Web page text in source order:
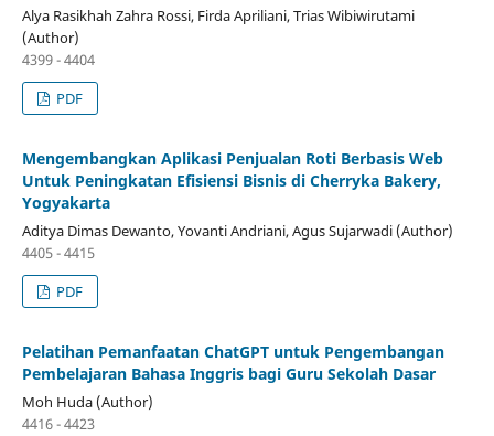
Alya Rasikhah Zahra Rossi, Firda Apriliani, Trias Wibiwirutami
(Author)
4399 - 4404
PDF
Mengembangkan Aplikasi Penjualan Roti Berbasis Web
Untuk Peningkatan Efisiensi Bisnis di Cherryka Bakery,
Yogyakarta
Aditya Dimas Dewanto, Yovanti Andriani, Agus Sujarwadi (Author)
4405 - 4415
PDF
Pelatihan Pemanfaatan ChatGPT untuk Pengembangan
Pembelajaran Bahasa Inggris bagi Guru Sekolah Dasar
Moh Huda (Author)
4416 - 4423